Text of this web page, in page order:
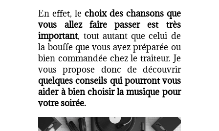
En effet, le choix des chansons que
vous allez faire passer est très
important, tout autant que celui de
la bouffe que vous avez préparée ou
bien commandée chez le traiteur. Je
vous propose donc de découvrir
quelques conseils qui pourront vous
aider à bien choisir la musique pour
votre soirée.